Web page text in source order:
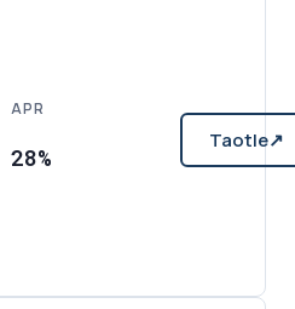
APR
28%
Taotle↗